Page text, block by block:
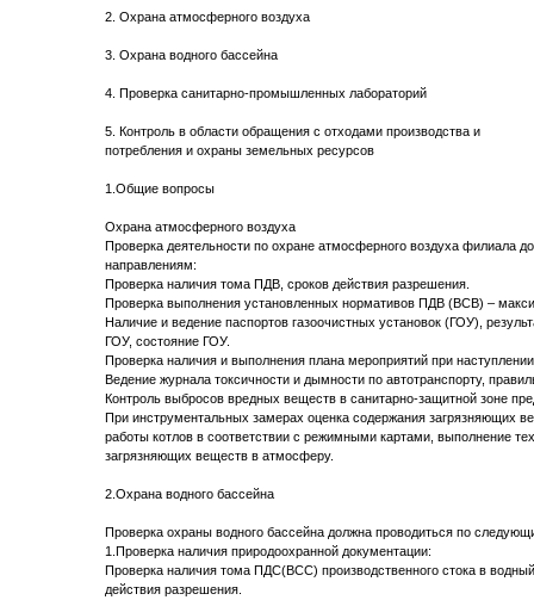
2. Охрана атмосферного воздуха
3. Охрана водного бассейна
4. Проверка санитарно-промышленных лабораторий
5. Контроль в области обращения с отходами производства и
потребления и охраны земельных ресурсов
1.Общие вопросы
Охрана атмосферного воздуха
Проверка деятельности по охране атмосферного воздуха филиала
направлениям:
Проверка наличия тома ПДВ, сроков действия разрешения.
Проверка выполнения установленных нормативов ПДВ (ВСВ) –
Наличие и ведение паспортов газоочистных установок (ГОУ),
ГОУ, состояние ГОУ.
Проверка наличия и выполнения плана мероприятий при
Ведение журнала токсичности и дымности по автотранспорту,
Контроль выбросов вредных веществ в санитарно-защитной зоне
При инструментальных замерах оценка содержания загрязняющих
работы котлов в соответствии с режимными картами, выполнение
загрязняющих веществ в атмосферу.
2.Охрана водного бассейна
Проверка охраны водного бассейна должна проводиться по
1.Проверка наличия природоохранной документации:
Проверка наличия тома ПДС(ВСС) производственного стока в
действия разрешения.